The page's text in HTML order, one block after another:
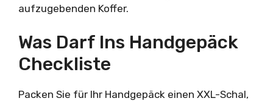
aufzugebenden Koffer.
Was Darf Ins Handgepäck
Checkliste
Packen Sie für Ihr Handgepäck einen XXL-Schal,